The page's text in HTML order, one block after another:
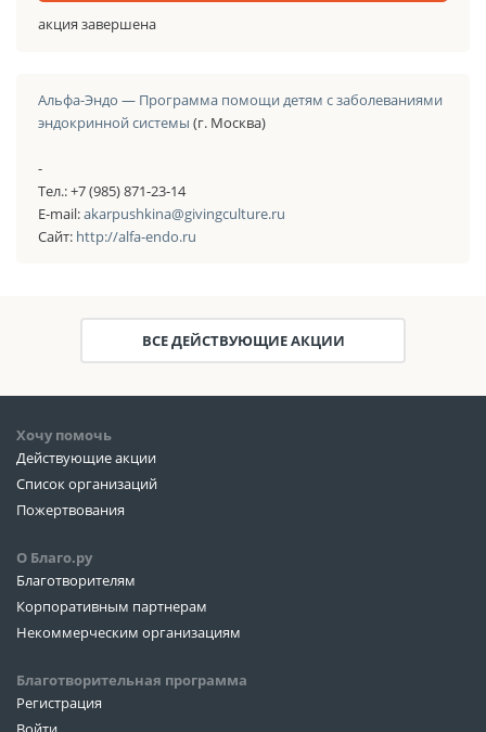
акция завершена
Альфа-Эндо — Программа помощи детям с заболеваниями
эндокринной системы (г. Москва)
-
Тел.: +7 (985) 871-23-14
E-mail:akarpushkina@givingculture.ru
Сайт: http://alfa-endo.ru
ВСЕ ДЕЙСТВУЮЩИЕ АКЦИИ
Хочу помочь
Действующие акции
Список организаций
Пожертвования
О Благо.ру
Благотворителям
Корпоративным партнерам
Некоммерческим организациям
Благотворительная программа
Регистрация